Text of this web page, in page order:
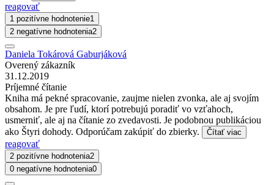
reagovať
1 pozitívne hodnotenie1
2 negatívne hodnotenia2
Daniela Tokárová Gaburjáková
Overený zákazník
31.12.2019
Príjemné čítanie
Kniha má pekné spracovanie, zaujme nielen zvonka, ale aj svojím
obsahom. Je pre ľudí, ktorí potrebujú poradiť vo vzťahoch,
usmerniť, ale aj na čítanie zo zvedavosti. Je podobnou publikáciou
ako Štyri dohody. Odporúčam zakúpiť do zbierky.
Čítať viac
reagovať
2 pozitívne hodnotenia2
0 negatívne hodnotenia0